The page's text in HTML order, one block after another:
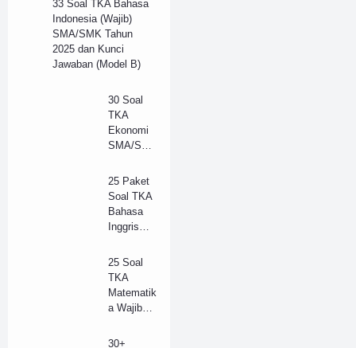
33 Soal TKA Bahasa
Indonesia (Wajib)
SMA/SMK Tahun
2025 dan Kunci
Jawaban (Model B)
30 Soal
TKA
Ekonomi
SMA/SM
2025 dan
Kunci
Jawaban
(B)
25 Paket
Soal TKA
Bahasa
Inggris
SMA/SM
K 2025 +
Kunci
Jawaban
(Model B)
25 Soal
TKA
Matematik
a Wajib
Tahun
30+